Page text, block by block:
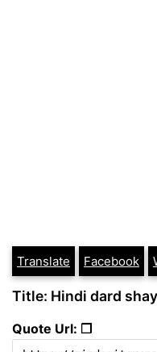
Translate Facebook
Title: Hindi dard
Quote Url: ❐